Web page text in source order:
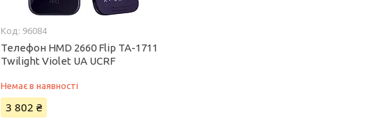
96084
Телефон HMD 2660 Flip TA-1711
Twilight Violet UA UCRF
Немає в наявності
3 802 ₴